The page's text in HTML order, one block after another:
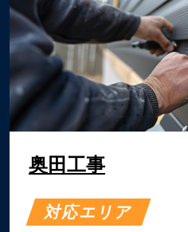
奥田工事
対応エリア